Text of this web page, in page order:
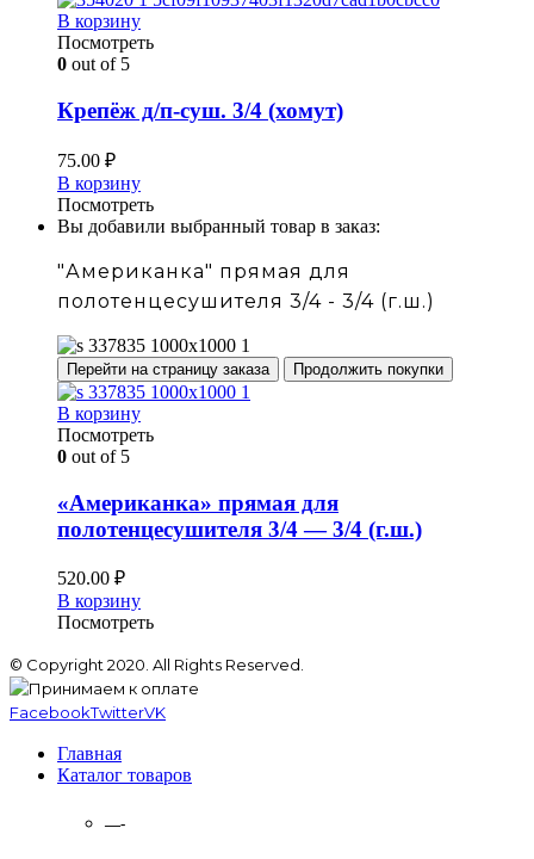
В корзину
Посмотреть
0 out of 5
Крепёж д/п-суш. 3/4 (хомут)
75.00 ₽
В корзину
Посмотреть
Вы добавили выбранный товар в заказ:
"Американка" прямая для
полотенцесушителя 3/4 - 3/4 (г.ш.)
Перейти на страницу заказа Продолжить покупки
В корзину
Посмотреть
0 out of 5
«Американка» прямая для
полотенцесушителя 3/4 — 3/4 (г.ш.)
520.00 ₽
В корзину
Посмотреть
© Copyright 2020. All Rights Reserved.
FacebookTwitterVK
Главная
Каталог товаров
—-